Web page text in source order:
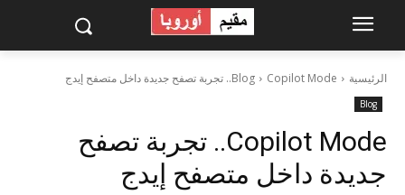
الرئيسية Blog Copilot Mode.. تجربة تصفح جديدة داخل متصفح إيدج
Blog
Copilot Mode.. تجربة تصفح
جديدة داخل متصفح إيدج